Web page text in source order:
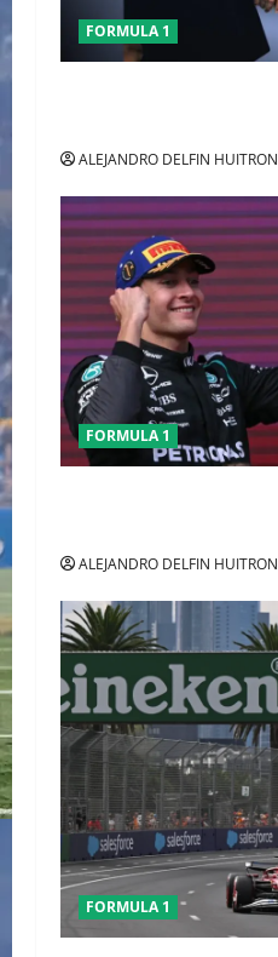
FORMULA 1
ALEJANDRO DELFIN HUITRON
FORMULA 1
ALEJANDRO DELFIN HUITRON
FORMULA 1